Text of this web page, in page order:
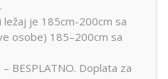
ležaj je 185cm-200cm sa
osobe) 185–200cm sa
BESPLATNO. Doplata za